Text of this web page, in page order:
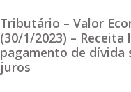
Tributário – Valor
(30/1/2023) – Receita
pagamento de dívida
juros